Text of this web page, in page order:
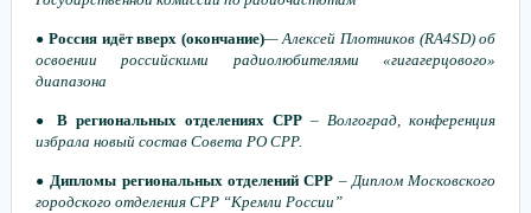
●Россия идёт вверх (окончание)— Алексей Плотников (RA4SD)об
освоении российскими радиолюбителями «гигагерцового»
диапазона
● В региональных отделениях СРР –Волгоград, конференция
избрала новый состав Совета РО СРР.
●Дипломы региональных отделений СРР –Диплом Московского
городского отделения СРР “Кремли России”